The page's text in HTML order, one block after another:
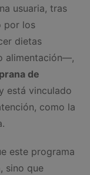
usuaria, tras
por los
dietas
alimentación—,
de
está vinculado
como la
este programa
sino que